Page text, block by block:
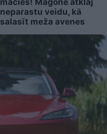
neparastu veidu, kā
salasīt meža avenes